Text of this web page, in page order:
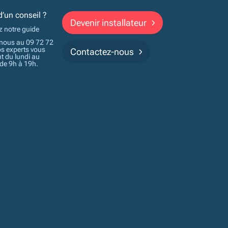
conseil ?
notre guide
au 09 72 72
experts vous
du lundi au
9h à 19h.
Devenir installateur
Contactez-nous